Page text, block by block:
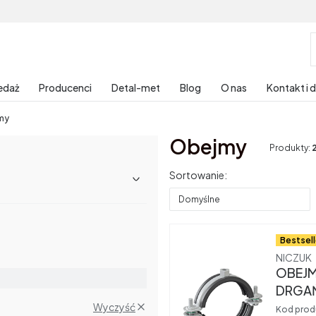
Producenci Detal-met Blog O nas
Kontakt i
Wyczyść
Obejmy Produkty:
Lista produktów
Sortowanie:
Domyślne
NICZUK
M8
Kod